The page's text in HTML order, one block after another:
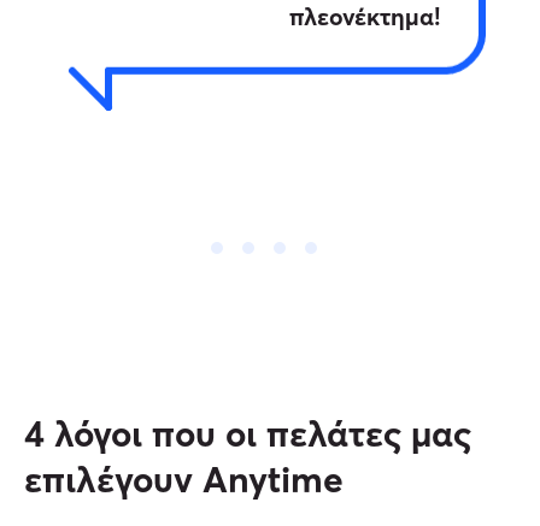
πλεονέκτημα!
4 λόγοι που οι πελάτες μας
επιλέγουν Anytime